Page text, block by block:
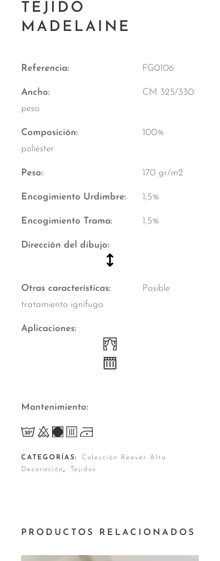
TEJIDO
MADELAINE
Referencia FG0106
Ancho
CM 325/330
peso
Composición
100%
poliéster
Peso 170 gr/m2
Encogimiento Urdimbre 1,5%
Encogimiento Trama 1,5%
Dirección del dibujo
Otras características
Posible
tratamiento ignífugo
Aplicaciones
Mantenimiento
CATEGORÍAS:
Colección Reevèr Alta
Decoración , Tejidos
PRODUCTOS RELACIONADOS